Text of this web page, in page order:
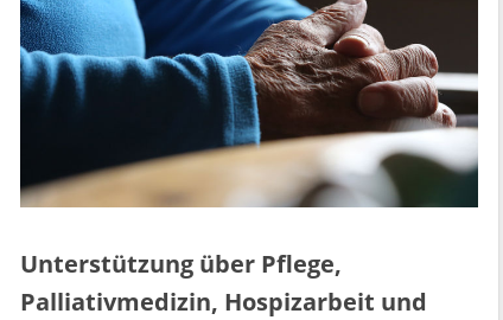
Unterstützung über Pflege,
Palliativmedizin, Hospizarbeit und